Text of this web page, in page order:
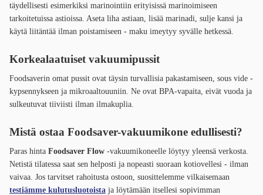
täydellisesti esimerkiksi marinointiin erityisissä marinoimiseen
tarkoitetuissa astioissa. Aseta liha astiaan, lisää marinadi, sulje kansi ja
käytä liitäntää ilman poistamiseen - maku imeytyy syvälle hetkessä.
Korkealaatuiset vakuumipussit
Foodsaverin omat pussit ovat täysin turvallisia pakastamiseen, sous vide -
kypsennykseen ja mikroaaltouuniin. Ne ovat BPA-vapaita, eivät vuoda ja
sulkeutuvat tiiviisti ilman ilmakuplia.
Mistä ostaa Foodsaver-vakuumikone edullisesti?
Paras hinta Foodsaver Flow -vakuumikoneelle löytyy yleensä verkosta.
Netistä tilatessa saat sen helposti ja nopeasti suoraan kotiovellesi - ilman
vaivaa. Jos tarvitset rahoitusta ostoon, suosittelemme vilkaisemaan
testiämme kulutusluotoista ja löytämään itsellesi sopivimman